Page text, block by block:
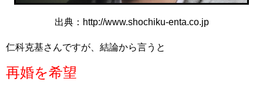
出典：http://www.shochiku-enta.co.jp
仁科克基さんですが、結論から言うと
再婚を希望